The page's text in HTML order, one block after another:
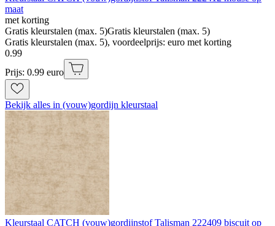
maat
met korting
Gratis kleurstalen (max. 5)Gratis kleurstalen (max. 5)
Gratis kleurstalen (max. 5), voordeelprijs: euro met korting
0.99
Prijs: 0.99 euro
Bekijk alles in (vouw)gordijn kleurstaal
Kleurstaal CATCH (vouw)gordijnstof Talisman 222409 biscuit op